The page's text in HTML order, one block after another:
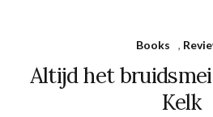
Books ,
Altijd het
Kelk